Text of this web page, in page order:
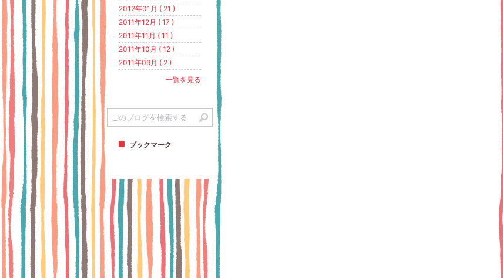
2012年01月 ( 21 )
2011年12月 ( 17 )
2011年11月 ( 11 )
2011年10月 ( 12 )
2011年09月 ( 2 )
一覧を見る
ブックマーク